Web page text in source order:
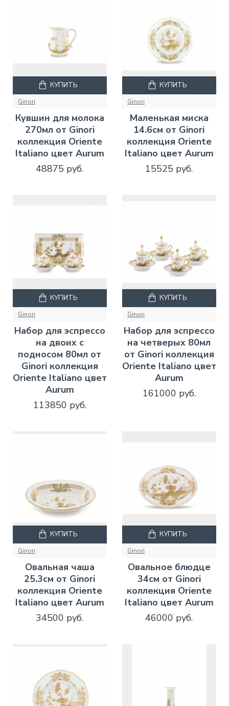
Ginori
Кувшин для молока
270мл от Ginori
коллекция Oriente
Italiano цвет Aurum
48875 руб.
КУПИТЬ
Ginori
Маленькая миска
14.6см от Ginori
коллекция Oriente
Italiano цвет Aurum
15525 руб.
КУПИТЬ
Ginori
Набор для эспрессо
на двоих с
подносом 80мл от
Ginori коллекция
Oriente Italiano цвет
Aurum
113850 руб.
КУПИТЬ
Ginori
Набор для эспрессо
на четверых 80мл
от Ginori коллекция
Oriente Italiano цвет
Aurum
161000 руб.
КУПИТЬ
Ginori
Овальная чаша
25.3см от Ginori
коллекция Oriente
Italiano цвет Aurum
34500 руб.
КУПИТЬ
Ginori
Овальное блюдце
34см от Ginori
коллекция Oriente
Italiano цвет Aurum
46000 руб.
КУПИТЬ